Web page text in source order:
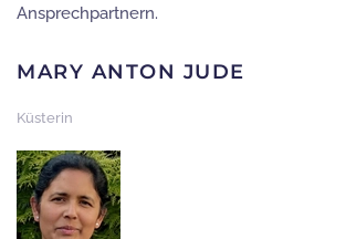
Ansprechpartnern.
MARY ANTON JUDE
Küsterin